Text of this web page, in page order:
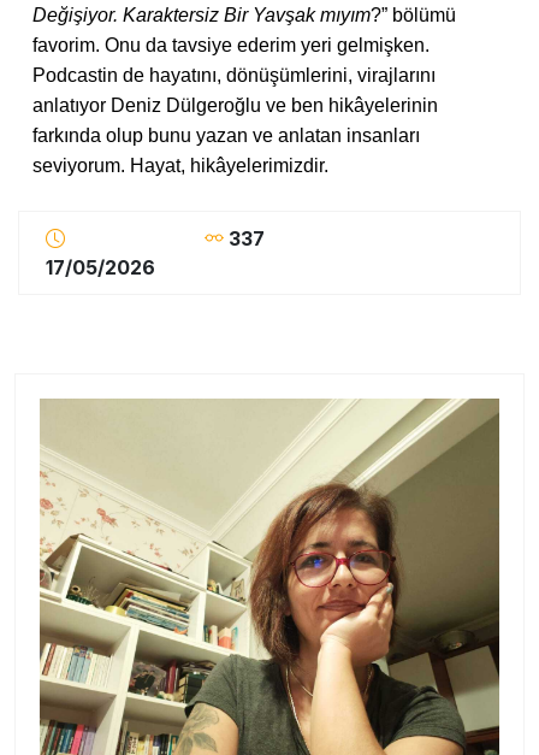
Değişiyor. Karaktersiz Bir Yavşak mıyım?” bölümü
favorim. Onu da tavsiye ederim yeri gelmişken.
Podcastin de hayatını, dönüşümlerini, virajlarını
anlatıyor Deniz Dülgeroğlu ve ben hikâyelerinin
farkında olup bunu yazan ve anlatan insanları
seviyorum. Hayat, hikâyelerimizdir.
17/05/2026
337